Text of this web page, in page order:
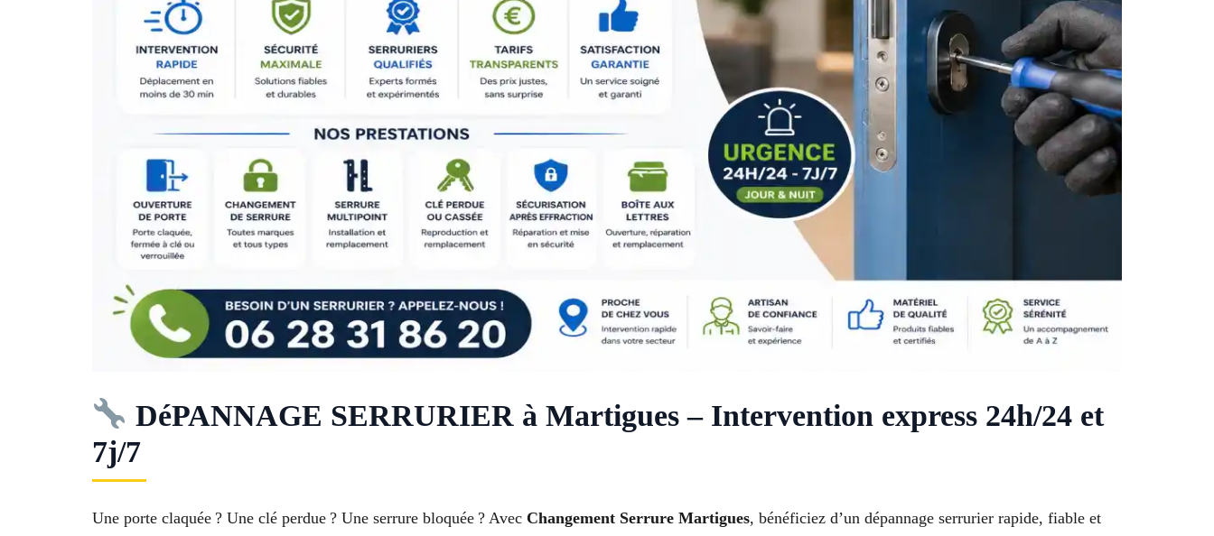
DéPANNAGE SERRURIER à Martigues – Intervention express 24h/24 et
7j/7
Une porte claquée ? Une clé perdue ? Une serrure bloquée ? Avec Changement Serrure Martigues, bénéficiez d’un dépannage serrurier rapide, fiable et